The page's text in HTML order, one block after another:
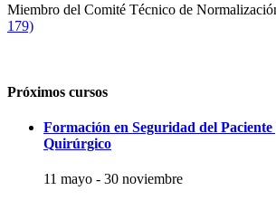
Miembro del Comité Técnico de
179)
Próximos cursos
Formación en Seguridad del
Quirúrgico
11 mayo - 30 noviembre